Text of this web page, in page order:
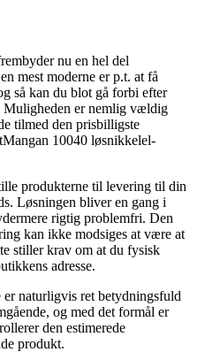
nu en hel del
mest moderne er p.t. at få
så kan du blot gå forbi efter
Muligheden er nemlig vældig
tilmed den prisbilligste
10040 løsnikkelel-
produkterne til levering til din
Løsningen bliver en gang i
rigtig problemfri. Den
kan ikke modsiges at være at
stiller krav om at du fysisk
adresse.
naturligvis ret betydningsfuld
og med det formål er
den estimerede
produkt.